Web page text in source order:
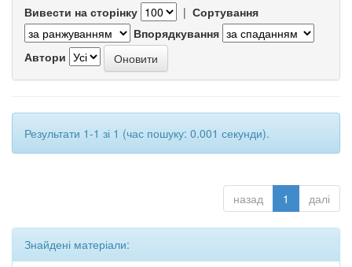
Вивести на сторінку | Сортування
Впорядкування
Автори
Результати 1-1 зі 1 (час пошуку: 0.001 секунди).
назад 1 далі
Знайдені матеріали: